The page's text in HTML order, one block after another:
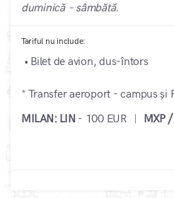
duminică – sâmbătă.
Tariful nu include:
• Bilet de avion, dus-întors
* Transfer aeroport - campus și
MILAN: LIN - 100 EUR ︳ MXP /